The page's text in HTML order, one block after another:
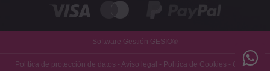
Software Gestión GESIO®
Política de protección de datos - Aviso legal - Política de Cookies - Gastos